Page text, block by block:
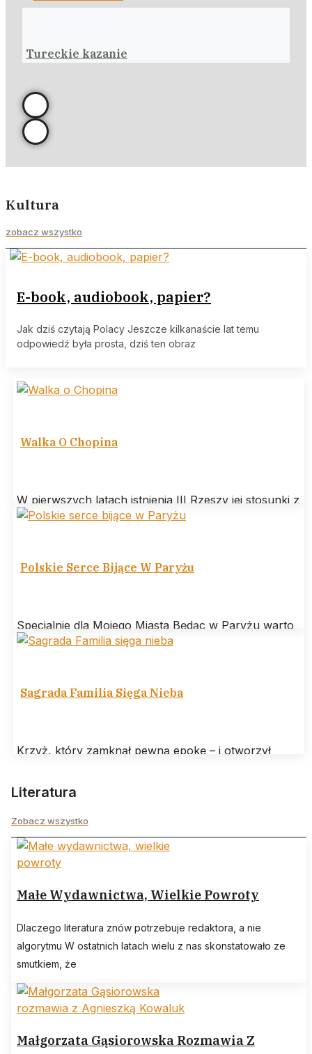
Tureckie kazanie
Kultura
zobacz wszystko
E-book, audiobook, papier?
Jak dziś czytają Polacy Jeszcze kilkanaście lat temu
odpowiedź była prosta, dziś ten obraz
Walka O Chopina
W pierwszych latach istnienia III Rzeszy jej stosunki z
Polską są w miarę poprawne, co objawia się głównie
Polskie Serce Bijące W Paryżu
Specjalnie dla Mojego Miasta Będąc w Paryżu warto
odwiedzić Bibliotekę Polską na wyspie świętego
Sagrada Familia Sięga Nieba
Krzyż, który zamknął pewną epokę – i otworzył
nazwać architektonicznym „amen” po
Literatura
Zobacz wszystko
Małe Wydawnictwa, Wielkie Powroty
Dlaczego literatura znów potrzebuje redaktora, a nie
algorytmu W ostatnich latach wielu z nas skonstatowało ze
smutkiem, że
Małgorzata Gąsiorowska Rozmawia Z